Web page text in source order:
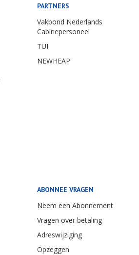
PARTNERS
Vakbond Nederlands
Cabinepersoneel
TUI
NEWHEAP
ABONNEE VRAGEN
Neem een Abonnement
Vragen over betaling
Adreswijziging
Opzeggen